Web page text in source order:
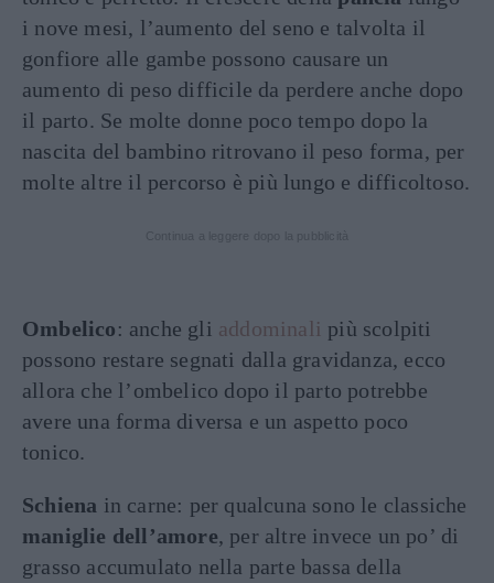
i nove mesi, l’aumento del seno e talvolta il
gonfiore alle gambe possono causare un
aumento di peso difficile da perdere anche dopo
il parto. Se molte donne poco tempo dopo la
nascita del bambino ritrovano il peso forma, per
molte altre il percorso è più lungo e difficoltoso.
Ombelico: anche gli addominali più scolpiti
possono restare segnati dalla gravidanza, ecco
allora che l’ombelico dopo il parto potrebbe
avere una forma diversa e un aspetto poco
tonico.
Schiena in carne: per qualcuna sono le classiche
maniglie dell’amore, per altre invece un po’ di
grasso accumulato nella parte bassa della